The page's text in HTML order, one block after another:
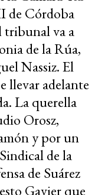
de Córdoba
tribunal va a
de la Rúa,
Nassiz. El
llevar adelante
La querella
Orosz,
y por un
de la
de Suárez
Gavier que